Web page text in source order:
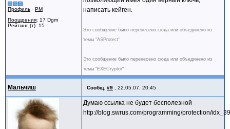
Профиль · PM
Поощрения: 17 Dgm
Рейтинг (т): 15
написать кейген.
Это сообщение было перенесено сюда или объединено из
темы "ASProtect"
Это сообщение было перенесено сюда или объединено из
темы "EXECryptor"
Мальчиш Сообщ. #9 , 22.05.07, 20:45
Думаю ссылка не будет бесполезной
http://blog.swrus.com/programming/protection/